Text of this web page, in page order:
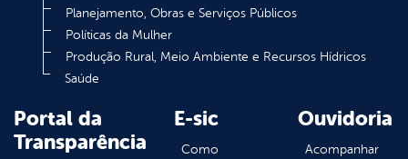
Planejamento, Obras e Serviços Públicos
Políticas da Mulher
Produção Rural, Meio Ambiente e Recursos Hídricos
Saúde
Portal da
Transparência
E-sic
Como
Ouvidoria
Acompanhar